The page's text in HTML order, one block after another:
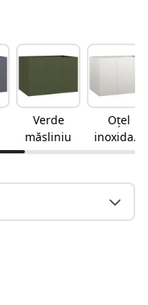
Verde
măsliniu
Oțel
inoxidabi
l